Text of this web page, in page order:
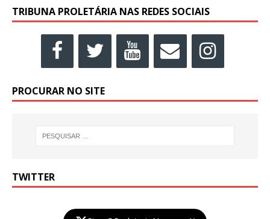
TRIBUNA PROLETÁRIA NAS REDES SOCIAIS
PROCURAR NO SITE
TWITTER